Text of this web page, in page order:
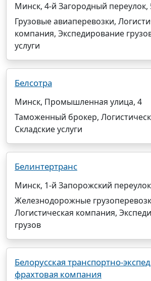
Минск, 4-й Загородный переулок,
Грузовые авиаперевозки,
компания, Экспедирование
услуги
Белсотра
Минск, Промышленная улица, 4
Таможенный брокер,
Складские услуги
Белинтертранс
Минск, 1-й Запорожский
Железнодорожные
Логистическая компания,
грузов
Белорусская транспортно-
фрахтовая компания